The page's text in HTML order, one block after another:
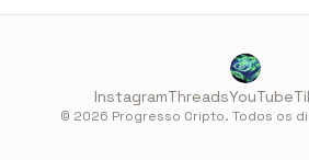
InstagramThreadsYouTube
© 2026 Progresso Cripto. Todos os